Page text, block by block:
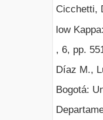
Cicchetti,
low
, 6, pp.
Díaz M.,
Bogotá: